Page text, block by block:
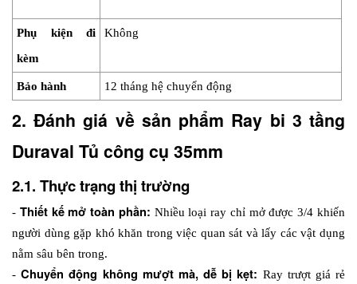
Phụ kiện đi
kèm
Không
Bảo hành 12 tháng hệ chuyển động
2. Đánh giá về sản phẩm Ray bi 3 tầng
Duraval Tủ công cụ 35mm
2.1. Thực trạng thị trường
- Thiết kế mở toàn phần: Nhiều loại ray chỉ mở được 3/4 khiến
người dùng gặp khó khăn trong việc quan sát và lấy các vật dụng
nằm sâu bên trong.
- Chuyển động không mượt mà, dễ bị kẹt: Ray trượt giá rẻ